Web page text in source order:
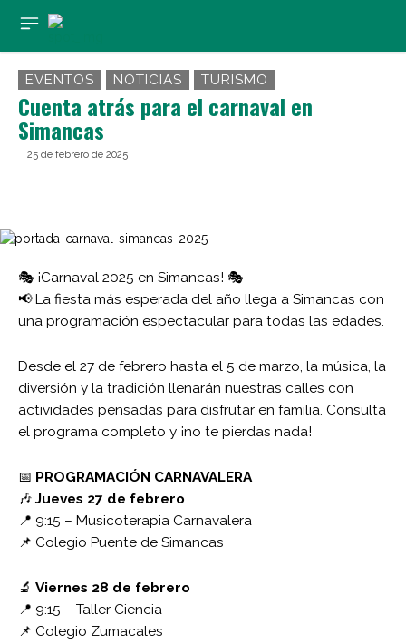
EVENTOS NOTICIAS TURISMO
Cuenta atrás para el carnaval en
Simancas
25 de febrero de 2025
🎭 ¡Carnaval 2025 en Simancas! 🎭
📢 La fiesta más esperada del año llega a Simancas con
una programación espectacular para todas las edades.
Desde el 27 de febrero hasta el 5 de marzo, la música, la
diversión y la tradición llenarán nuestras calles con
actividades pensadas para disfrutar en familia. Consulta
el programa completo y ¡no te pierdas nada!
📅 PROGRAMACIÓN CARNAVALERA
🎶Jueves 27 de febrero
📍 9:15 – Musicoterapia Carnavalera
📌 Colegio Puente de Simancas
🔬 Viernes 28 de febrero
📍 9:15 – Taller Ciencia
📌 Colegio Zumacales